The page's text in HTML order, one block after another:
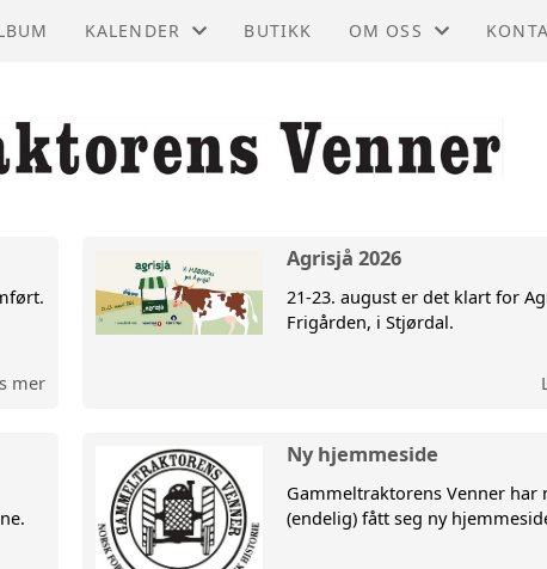
KALENDER
LISTE
BUTIKK OM OSS
PRESENTASJONSTYRET
mer
Agrisjå 2026
21-23. august er det klart for
Frigården, i Stjørdal.
Ny hjemmeside
Gammeltraktorens Venner har
(endelig) fått seg ny